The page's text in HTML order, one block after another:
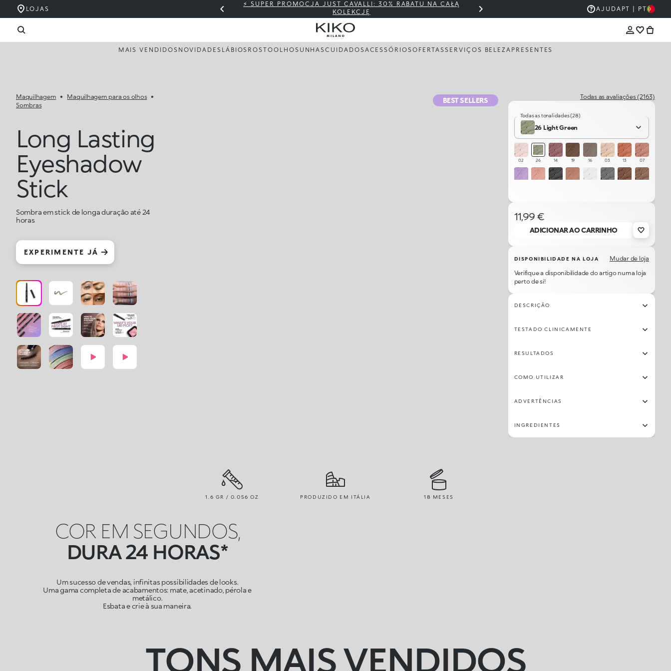
LOJAS
⚡ SUPER PROMOCJA JUST CAVALLI: 30% RABATU NA CAŁĄ
KOLEKCJĘ
THE KIKO SALE: ATÉ 50% DE
AJUDA PT | PT
MAIS VENDIDOS NOVIDADES LÁBIOS ROSTOOLHOS UNHASCUIDADOSACESSÓRIOSOFERTASSERVIÇOS BELEZA PRESENTES
Maquilhagem
Maquilhagem para os olhos
Sombras
Long Lasting
Eyeshadow
Stick
Sombra em stick de longa duração até 24
horas
EXPERIMENTE JÁ
BEST SELLERS Todas as avaliações (2163)
Todas as tonalidades (28)
26 Light Green
02 26 14 19 16 03 13 07
24 15 18
11,99 €
ADICIONAR AO CARRINHO
DISPONIBILIDADE NA LOJA
Mudar de loja
Verifique a disponibilidade do artigo numa loja
perto de si!
DESCRIÇÃO
TESTADO CLINICAMENTE
RESULTADOS
COMO UTILIZAR
ADVERTÊNCIAS
INGREDIENTES
1.6 GR / 0.056 OZ PRODUZIDO EM ITÁLIA 18 MESES
COR EM SEGUNDOS,
DURA 24 HORAS*
Um sucesso de vendas, infinitas possibilidades de looks.
Uma gama completa de acabamentos: mate, acetinado, pérola e
metálico.
Esbata e crie à sua maneira.
TONS MAIS VENDIDOS